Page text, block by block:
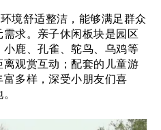
境舒适整洁，能够满足群众
求。亲子休闲板块是园区
鹿、孔雀、鸵鸟、乌鸡等
观赏互动；配套的儿童游
多样，深受小朋友们喜